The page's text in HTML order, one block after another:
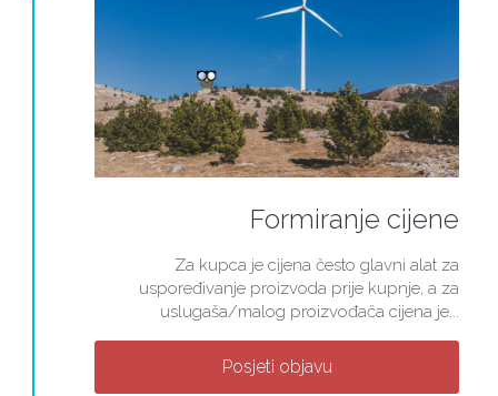
Formiranje cijene
Za kupca je cijena često glavni alat za
uspoređivanje proizvoda prije kupnje, a za
uslugaša/malog proizvođača cijena je...
Posjeti objavu